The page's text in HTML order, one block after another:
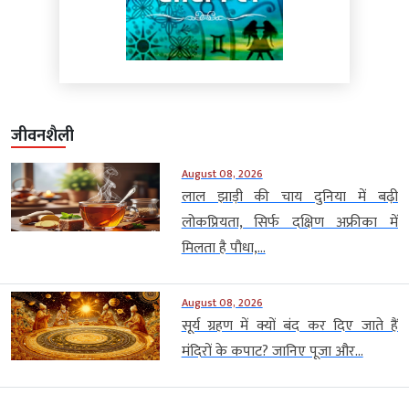
जीवनशैली
August 08, 2026
लाल झाड़ी की चाय दुनिया में बढ़ी
लोकप्रियता, सिर्फ दक्षिण अफ्रीका में
मिलता है पौधा,...
August 08, 2026
सूर्य ग्रहण में क्यों बंद कर दिए जाते हैं
मंदिरों के कपाट? जानिए पूजा और...